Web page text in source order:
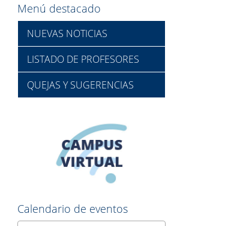
Menú destacado
NUEVAS NOTICIAS
LISTADO DE PROFESORES
QUEJAS Y SUGERENCIAS
Calendario de eventos